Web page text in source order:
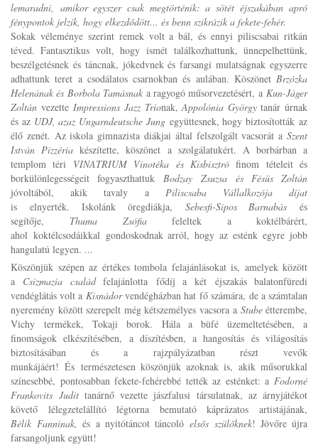
lemaradni, amikor egyszer csak megtörténik: a sötét éjszakában apró
fénypontok jelzik, hogy elkezdődött... és benn szikrázik a fekete-fehér.
Sokak véleménye szerint remek volt a bál, és ennyi piliscsabai ritkán
téved. Fantasztikus volt, hogy ismét találkozhattunk, ünnepelhettünk,
beszélgetésnek és táncnak, jókedvnek és farsangi mulatságnak egyszerre
adhattunk teret a csodálatos csarnokban és aulában. Köszönet Brzózka
Helenának és Borbola Tamásnak a ragyogó műsorvezetésért, a Kun-Jáger
Zoltán vezetteImpressions Jazz Trionak,Appolónia Györgytanár úrnak
és azUDJ, azaz Ungarndeutsche Jungegyüttesnek, hogy biztosították az
élő zenét. Az iskola gimnazista diákjai által felszolgált vacsorát a Szent
István Pizzéria készítette, köszönet a szolgálatukért. A borbárban a
templom téri VINATRIUM Vinotéka és Kisbisztrófinom tételeit és
borkülönlegességeit fogyaszthattukBodzay Zsuzsa és Fésüs Zoltán
jóvoltából, akik tavaly a Piliscsaba Vállalkozója díjat
is elnyerték. Iskolánk öregdiákja, Sebesfi-Sipos Barnabás és
segítője, Thuma Zsófiafeleltek a koktélbárért,
ahol koktélcsodáikkal gondoskodnak arról, hogy az esténk egyre jobb
hangulatú legyen. ...
Köszönjük szépen az értékes tombola felajánlásokat is, amelyek között
a Csizmazia családfelajánlotta fődíj a két éjszakás balatonfüredi
vendéglátás volt a Kisnádorvendégházban hat fő számára, de a számtalan
nyeremény között szerepelt még kétszemélyes vacsora a Stubeétterembe,
Vichy termékek, Tokaji borok. Hála a büfé üzemeltetésében, a
finomságok elkészítésében, a díszítésben, a hangosítás és világosítás
biztosításában és a rajzpályázatban részt vevők
munkájáért! És természetesen köszönjük azoknak is, akik műsorukkal
színesebbé, pontosabban fekete-fehérebbé tették az esténket: a Fodorné
Frankovits Judit tanárnő vezette jászfalusi társulatnak, az árnyjátékot
követő lélegzetelállító légtorna bemutató káprázatos artistájának,
Bélik Fanninak,és a nyitótáncot táncolóelsős szülőknek! Jövőre újra
farsangoljunk együtt!